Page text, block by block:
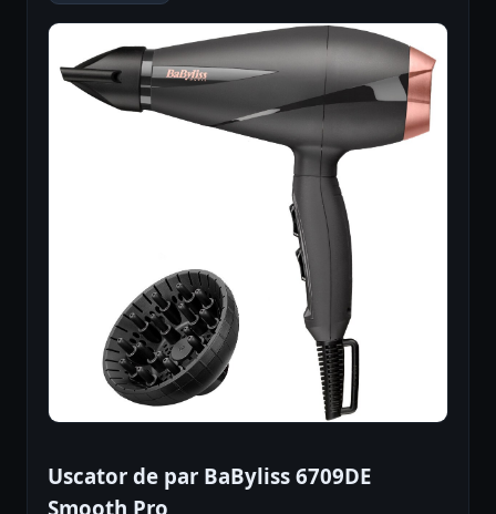
Uscator de par BaByliss 6709DE
Smooth Pro